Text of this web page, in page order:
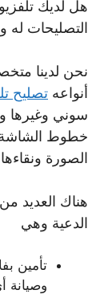
هل لديك
التصليحات له
نحن لدينا
أنواعه تصليح
سوني وغيرها
خطوط الشاشة
الصورة ونقاءها
هناك العديد
الدعية وهي
تأمين
وصيانة